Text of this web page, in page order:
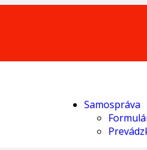
Samospráva